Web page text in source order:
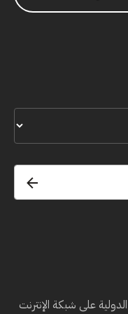
على شبكة الإنترنت